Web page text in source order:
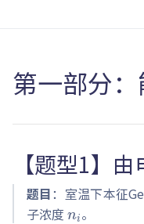
第一部分
【题型1】
题目 ：室温下本征
子浓度
ni
。